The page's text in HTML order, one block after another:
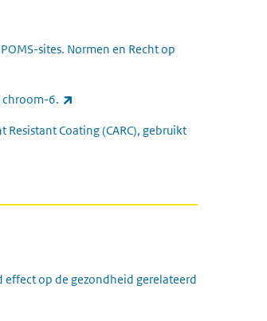
sites. Normen en Recht op
chroom-6.
Coating (CARC), gebruikt
op de gezondheid gerelateerd